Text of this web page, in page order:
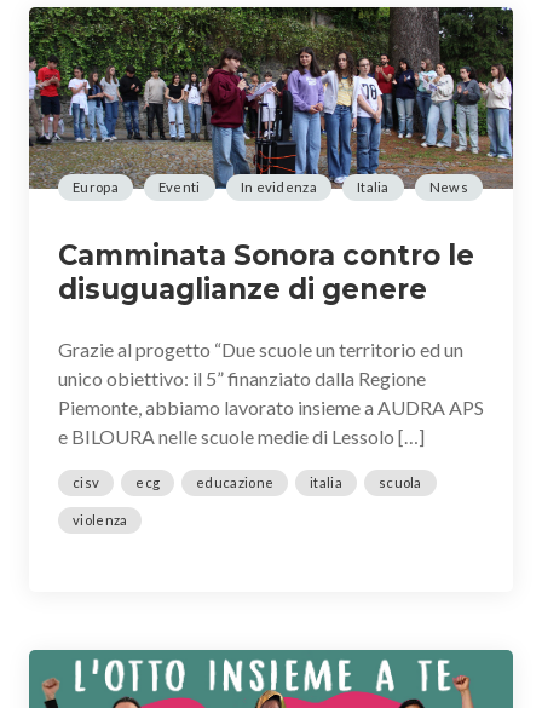
Europa Eventi In evidenza Italia News
Camminata Sonora contro le
disuguaglianze di genere
Grazie al progetto “Due scuole un territorio ed un
unico obiettivo: il 5” finanziato dalla Regione
Piemonte, abbiamo lavorato insieme a AUDRA APS
e BILOURA nelle scuole medie di Lessolo […]
cisv ecg educazione italia scuola
violenza